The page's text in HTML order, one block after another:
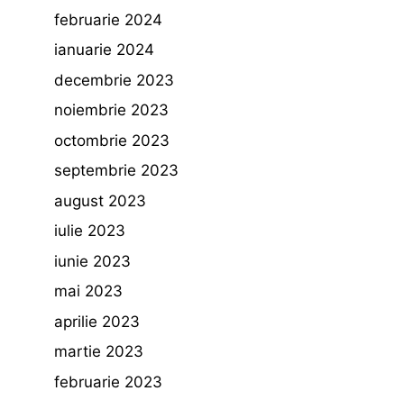
februarie 2024
ianuarie 2024
decembrie 2023
noiembrie 2023
octombrie 2023
septembrie 2023
august 2023
iulie 2023
iunie 2023
mai 2023
aprilie 2023
martie 2023
februarie 2023